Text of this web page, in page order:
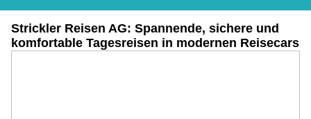
Strickler Reisen AG: Spannende, sichere und
komfortable Tagesreisen in modernen Reisecars